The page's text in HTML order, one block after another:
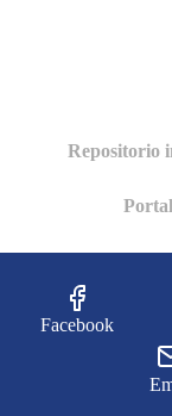
Repositorio
Facebook